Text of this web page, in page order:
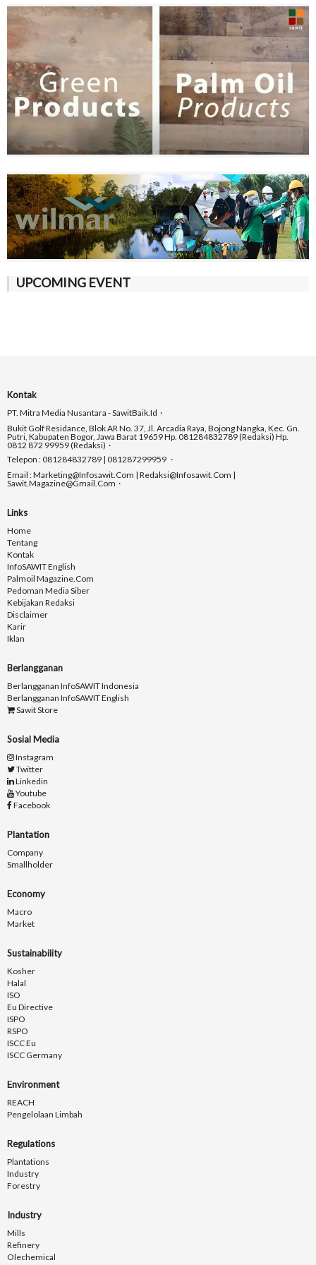
UPCOMING EVENT
Kontak
PT. Mitra Media Nusantara - SawitBaik.id
Bukit Golf Residance, Blok AR No. 37, Jl. Arcadia Raya, Bojong Nangka, Kec. Gn.
Putri, Kabupaten Bogor, Jawa Barat 19659 Hp. 081284832789 (Redaksi) Hp.
0812 872 99959 (Redaksi)
Telepon : 081284832789 | 081287299959
Email : Marketing@infosawit.com | Redaksi@infosawit.com |
Sawit.magazine@gmail.com
Links
Home
Tentang
Kontak
InfoSAWIT English
Palmoil Magazine.com
Pedoman Media Siber
Kebijakan Redaksi
Disclaimer
Karir
Iklan
Berlangganan
Berlangganan InfoSAWIT Indonesia
Berlangganan InfoSAWIT English
Sawit Store
Sosial Media
Instagram
Twitter
Linkedin
Youtube
Facebook
Plantation
Company
Smallholder
Economy
Macro
Market
Sustainability
Kosher
Halal
ISO
Eu Directive
ISPO
RSPO
ISCC Eu
ISCC Germany
Environment
REACH
Pengelolaan Limbah
Regulations
Plantations
Industry
Forestry
Industry
Mills
Refinery
Olechemical